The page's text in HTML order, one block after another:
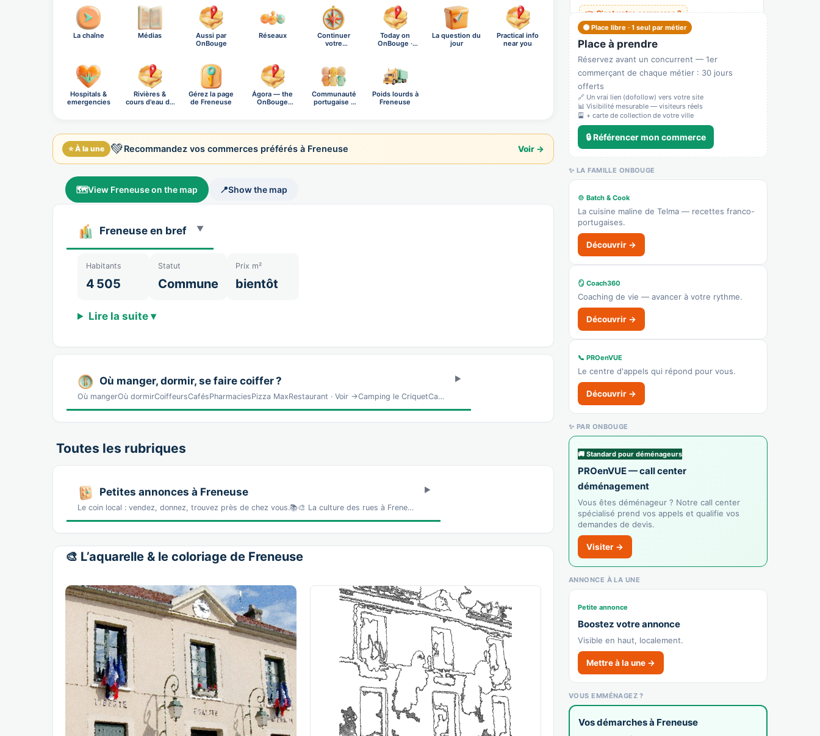
La chaîne Médias
Aussi par
OnBouge
Réseaux
Continuer
votre
Today on
OnBouge ·
La question du
jour
Practical info
near you
Hospitals &
emergencies
Rivières &
cours d'eau de
Gérez la page
de Freneuse
Ágora — the
OnBouge
Communauté
portugaise à
Poids lourds à
Freneuse
⭐ À la une 💚Recommandez vos commerces préférés à Freneuse Voir →
🗺️View Freneuse on the map 📍Show the map
Freneuse en bref
Habitants
4 505
Statut
Commune
Prix m²
bientôt
Lire la suite ▾
Où manger, dormir, se faire coiffer ?
Où mangerOù dormirCoiffeursCafésPharmaciesPizza MaxRestaurant · Voir →Camping le CriquetCa…
Toutes les rubriques
Petites annonces à Freneuse
Le coin local : vendez, donnez, trouvez près de chez vous.📚🎨 La culture des rues à Frene…
🎨 L’aquarelle & le coloriage de Freneuse
👉 C'est votre commerce ?
Aldi
Recensé · non-membre
Supermarché
Afficher le n°
🌐 Voir le site
👉 C'est votre commerce ?
Alonso Contrôle Technique de
Recensé · non-membre
✓ Vérifié
7120A
Contrôle technique
Afficher le n°
👉 C'est votre commerce ?
Bonnières Pièces Auto
Recensé · non-membre
👉 C'est votre commerce ?
MÉDARD
Recensé · non-membre
Coiffure
Afficher le n°
🌐 Voir le site
👉 C'est votre commerce ?
Camping le Criquet
Recensé · non-membre
Camping
Afficher le n°
🌐 Voir le site
👉 C'est votre commerce ?
Le Pingouin
Gîte / location
👉 C'est votre commerce ?
🟠 Place libre · 1 seul par métier
Place à prendre
Réservez avant un concurrent — 1er
commerçant de chaque métier : 30 jours
offerts
🔗 Un vrai lien (dofollow) vers votre site
📊 Visibilité mesurable — visiteurs réels
🎴 + carte de collection de votre ville
🔒 Référencer mon commerce
✨ LA FAMILLE ONBOUGE
🍲 Batch & Cook
La cuisine maline de Telma — recettes franco-
portugaises.
Découvrir →
🪞 Coach360
Coaching de vie — avancer à votre rythme.
Découvrir →
📞 PROenVUE
Le centre d'appels qui répond pour vous.
Découvrir →
✨ PAR ONBOUGE
🚚 Standard pour déménageurs
PROenVUE — call center
déménagement
Vous êtes déménageur ? Notre call center
spécialisé prend vos appels et qualifie vos
demandes de devis.
Visiter →
ANNONCE À LA UNE
Petite annonce
Boostez votre annonce
Visible en haut, localement.
Mettre à la une →
VOUS EMMÉNAGEZ ?
Vos démarches à Freneuse